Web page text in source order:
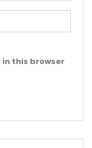
in this browser